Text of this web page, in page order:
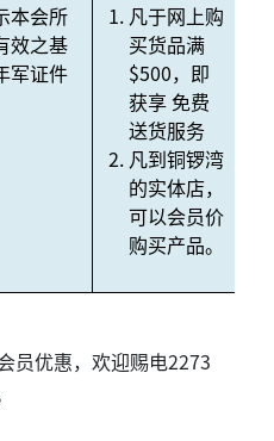
本会所
效之基
军证件
凡于网上购
买货品满
$500，即
获享 免费
送货服务
凡到铜锣湾
的实体店，
可以会员价
购买产品。
员优惠，欢迎赐电2273